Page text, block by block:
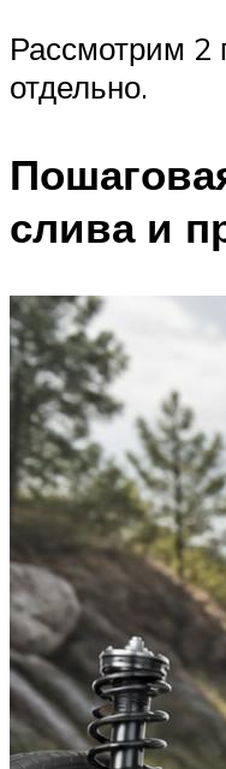
Рассмотрим 2
отдельно.
слива и